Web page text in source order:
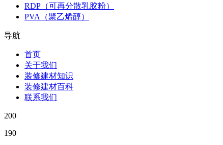
RDP（可再分散乳胶粉）
PVA（聚乙烯醇）
导航
首页
关于我们
装修建材知识
装修建材百科
联系我们
200
190